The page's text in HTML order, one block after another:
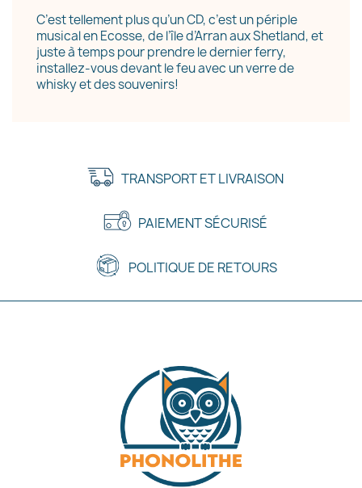
C’est tellement plus qu’un CD, c’est un périple
musical en Ecosse, de l’île d’Arran aux Shetland, et
juste à temps pour prendre le dernier ferry,
installez-vous devant le feu avec un verre de
whisky et des souvenirs!
TRANSPORT ET LIVRAISON
PAIEMENT SÉCURISÉ
POLITIQUE DE RETOURS